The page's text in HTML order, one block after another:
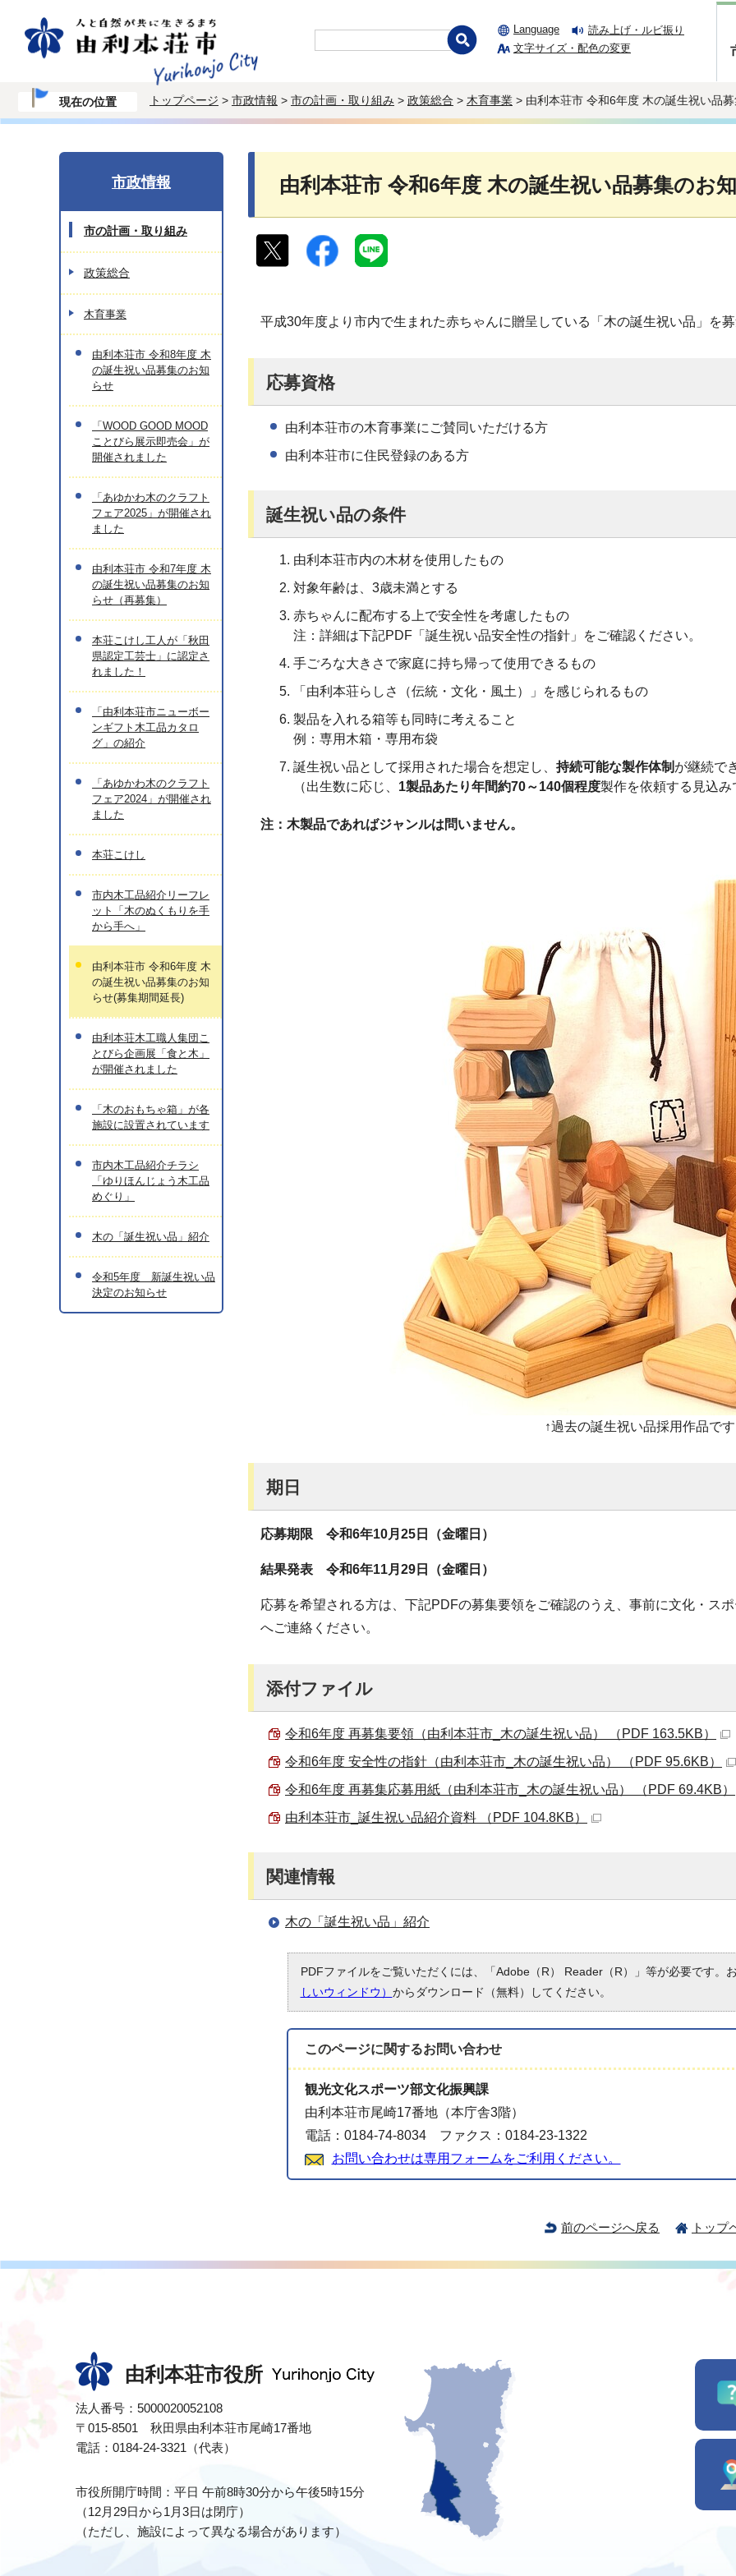
Language
読み上げ・ルビ振り
文字サイズ・配色の変更
現在の位置 トップページ > 市政情報 > 市の計画・取り組み > 政策総合 > 木育事業 > 由利本荘市 令和6年度 木の誕生祝い品
由利本荘市 令和6年度 木の誕生祝い品募集のお
平成30年度より市内で生まれた赤ちゃんに贈呈している「木の誕生祝い品」を
応募資格
由利本荘市の木育事業にご賛同いただける方
由利本荘市に住民登録のある方
誕生祝い品の条件
由利本荘市内の木材を使用したもの
対象年齢は、3歳未満とする
赤ちゃんに配布する上で安全性を考慮したもの
注：詳細は下記PDF「誕生祝い品安全性の指針」をご確認ください。
手ごろな大きさで家庭に持ち帰って使用できるもの
「由利本荘らしさ（伝統・文化・風土）」を感じられるもの
製品を入れる箱等も同時に考えること
例：専用木箱・専用布袋
誕生祝い品として採用された場合を想定し、 持続可能な製作体制 が継続で
（出生数に応じ、 1製品あたり年間約70～140個程度製作を依頼する見込み
注：木製品であればジャンルは問いません。
↑過去の誕生祝い品採用作品で
期日
応募期限 令和6年10月25日（金曜日）
結果発表 令和6年11月29日（金曜日）
応募を希望される方は、下記PDFの募集要領をご確認のうえ、事前に文化・
へご連絡ください。
添付ファイル
令和6年度 再募集要領（由利本荘市_木の誕生祝い品） （PDF 163.5KB）
令和6年度 安全性の指針（由利本荘市_木の誕生祝い品） （PDF 95.6KB）
令和6年度 再募集応募用紙（由利本荘市_木の誕生祝い品） （PDF 69.4KB）
由利本荘市_誕生祝い品紹介資料 （PDF 104.8KB）
関連情報
木の「誕生祝い品」紹介
PDFファイルをご覧いただくには、「Adobe（R） Reader（R）」等が必要です。
しいウィンドウ） からダウンロード（無料）してください。
このページに関するお問い合わせ
観光文化スポーツ部文化振興課
由利本荘市尾崎17番地（本庁舎3階）
電話：0184-74-8034 ファクス：0184-23-1322
お問い合わせは専用フォームをご利用ください。
市政情報
市の計画・取り組み
政策総合
木育事業
由利本荘市 令和8年度 木
の誕生祝い品募集のお知
らせ
「WOOD GOOD MOOD
ことびら展示即売会」が
開催されました
「あゆかわ木のクラフト
フェア2025」が開催され
ました
由利本荘市 令和7年度 木
の誕生祝い品募集のお知
らせ（再募集）
本荘こけし工人が「秋田
県認定工芸士」に認定さ
れました！
「由利本荘市ニューボー
ンギフト木工品カタロ
グ」の紹介
「あゆかわ木のクラフト
フェア2024」が開催され
ました
本荘こけし
市内木工品紹介リーフレ
ット「木のぬくもりを手
から手へ」
由利本荘市 令和6年度 木
の誕生祝い品募集のお知
らせ(募集期間延長)
由利本荘木工職人集団こ
とびら企画展「食と木」
が開催されました
「木のおもちゃ箱」が各
施設に設置されています
市内木工品紹介チラシ
「ゆりほんじょう木工品
めぐり」
木の「誕生祝い品」紹介
令和5年度 新誕生祝い品
決定のお知らせ
前のページへ戻る トップ
由利本荘市役所
法人番号：5000020052108
〒015-8501 秋田県由利本荘市尾崎17番地
電話：0184-24-3321（代表）
市役所開庁時間：平日 午前8時30分から午後5時15分
（12月29日から1月3日は閉庁）
（ただし、施設によって異なる場合があります）